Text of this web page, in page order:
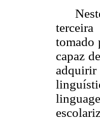
tomado
capaz